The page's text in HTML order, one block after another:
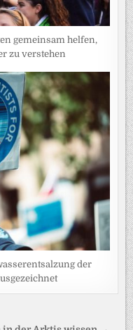
gemeinsam helfen,
zu verstehen
der